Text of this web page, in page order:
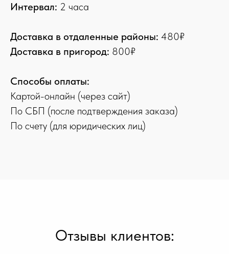
Интервал: 2 часа
Доставка в отдаленные районы: 480₽
Доставка в пригород: 800₽
Способы оплаты:
Картой-онлайн (через сайт)
По СБП (после подтверждения заказа)
По счету (для юридических лиц)
Отзывы клиентов: